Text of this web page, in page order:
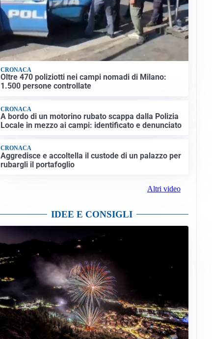
CRONACA
Oltre 470 poliziotti nei campi nomadi di Milano:
1.500 persone controllate
CRONACA
A bordo di un motorino rubato scappa dalla Polizia
Locale in mezzo ai campi: identificato e denunciato
CRONACA
Aggredisce e accoltella il custode di un palazzo per
rubargli il portafoglio
Altri video
IDEE E CONSIGLI